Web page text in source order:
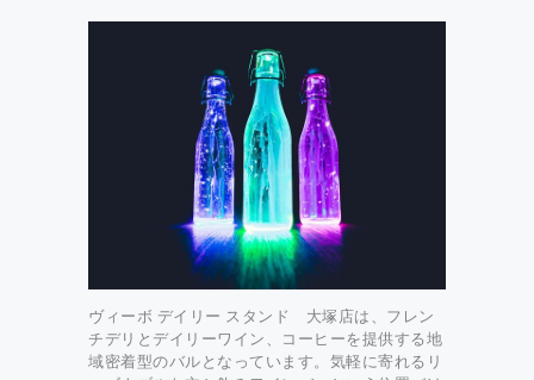
ヴィーボ デイリー スタンド 大塚店は、フレン
チデリとデイリーワイン、コーヒーを提供する地
域密着型のバルとなっています。気軽に寄れるリ